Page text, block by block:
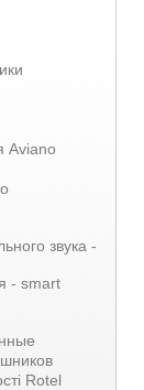
Aviano
звука -
- smart
Rotel